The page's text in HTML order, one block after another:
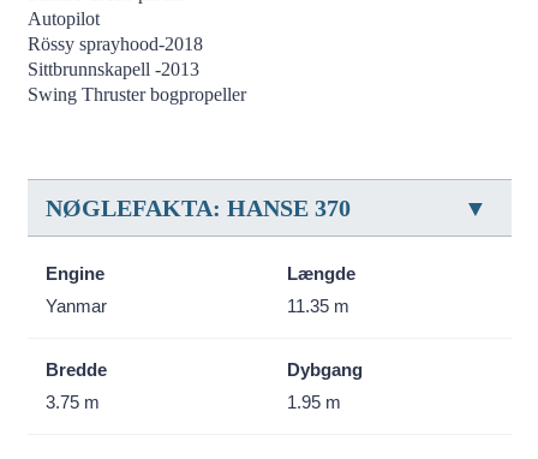
Autopilot
Rössy sprayhood-2018
Sittbrunnskapell -2013
Swing Thruster bogpropeller
NØGLEFAKTA: HANSE 370
Engine
Yanmar
Længde
11.35 m
Bredde
3.75 m
Dybgang
1.95 m